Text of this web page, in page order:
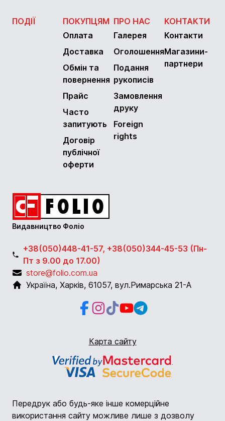
ПОДІЇ
ПОКУПЦЯМ
Оплата
Доставка
Обмін та
повернення
Прайс
Часто
запитують
Договір
публічної
оферти
ПРО НАС
Галерея
Оголошення
Подання
рукописів
Замовлення
друку
Foreign
rights
КОНТАКТИ
Контакти
Магазини-
партнери
Видавництво Фоліо
+38(050)448-41-57, +38(050)344-45-53 (Пн-
Пт з 9.00 до 17.00)
store@folio.com.ua
Україна, Харків, 61057, вул.Римарська 21-А
Facebook
Instagram
Instagram
YoutubeTelegram
Карта сайту
Передрук або будь-яке інше комерційне
використання сайту можливе лише з дозволу